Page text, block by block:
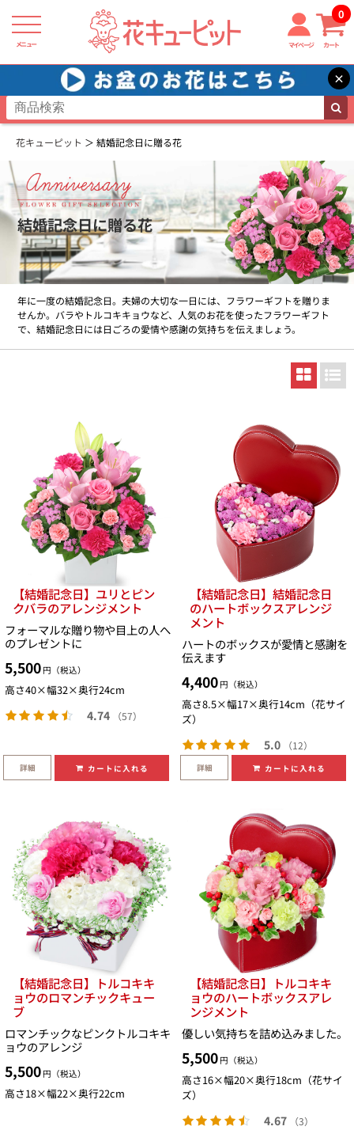
メニュー マイページ カート
0
×
花キューピット 結婚記念日に贈る花
結婚記念日に贈る花
年に一度の結婚記念日。夫婦の大切な一日には、フラワーギフトを贈りま
せんか。バラやトルコキキョウなど、人気のお花を使ったフラワーギフト
で、結婚記念日には日ごろの愛情や感謝の気持ちを伝えましょう。
【結婚記念日】ユリとピン
クバラのアレンジメント
フォーマルな贈り物や目上の人へ
のプレゼントに
5,500 円（税込）
高さ40×幅32×奥行24cm
4.74 （57）
詳細 カートに入れる
【結婚記念日】結婚記念日
のハートボックスアレンジ
メント
ハートのボックスが愛情と感謝を
伝えます
4,400 円（税込）
高さ8.5×幅17×奥行14cm（花サイ
ズ）
5.0 （12）
詳細 カートに入れる
【結婚記念日】トルコキキ
ョウのロマンチックキュー
ブ
ロマンチックなピンクトルコキキ
ョウのアレンジ
5,500 円（税込）
高さ18×幅22×奥行22cm
【結婚記念日】トルコキキ
ョウのハートボックスアレ
ンジメント
優しい気持ちを詰め込みました。
5,500 円（税込）
高さ16×幅20×奥行18cm（花サイ
ズ）
4.67 （3）